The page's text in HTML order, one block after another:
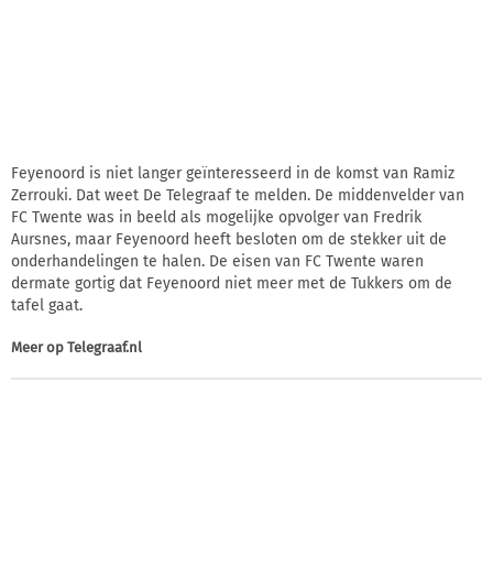
Feyenoord is niet langer geïnteresseerd in de komst van Ramiz
Zerrouki. Dat weet De Telegraaf te melden. De middenvelder van
FC Twente was in beeld als mogelijke opvolger van Fredrik
Aursnes, maar Feyenoord heeft besloten om de stekker uit de
onderhandelingen te halen. De eisen van FC Twente waren
dermate gortig dat Feyenoord niet meer met de Tukkers om de
tafel gaat.
Meer op Telegraaf.nl